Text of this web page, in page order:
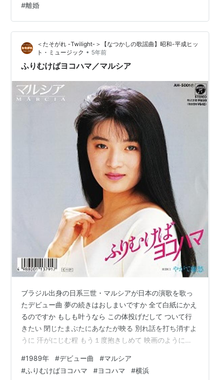
鶴） 「さっぱりしているところ。この人ならついていけ
るって思う。私がついていくのではなく、お互いがつい
ていける。付き合い始めてすぐプロポーズされて、ハイ
と答えました。女性の喜びを初めて味わいました。で
も、まだ（結婚指輪は）私、なさ…
#離婚
＜たそがれ -Twilight-＞【なつかしの歌謡曲】昭和-平成ヒッ
ト・ミュージック • 5年前
ふりむけばヨコハマ／マルシア
ブラジル出身の日系三世・マルシアが日本の演歌を歌っ
たデビュー曲 夢の続きはおしまいですか 全て白紙にかえ
るのですか もしも叶うなら この体投げだして ついて行
きたい 閉じたまぶたにあなたが映る 別れ話を打ち消すよ
うに 汗がにじむ程 もう１度抱きしめて 映画のように
スト マルシア 作詞 たきのえいじ 作曲 猪俣公章 編曲 竜
崎孝路 リリース 1989/1/21 レコード会社 日本コロムビ
#1989年 #デビュー曲 #マルシア
#ふりむけばヨコハマ #ヨコハマ #横浜